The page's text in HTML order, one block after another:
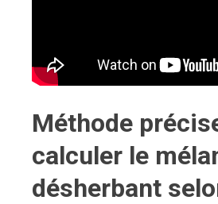
Méthode
calculer le
désherbant